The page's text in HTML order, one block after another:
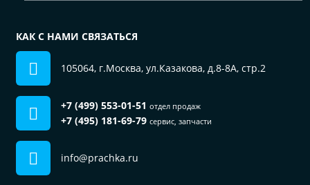
КАК С НАМИ СВЯЗАТЬСЯ
105064, г.Москва, ул.Казакова, д.8-8А, стр.2
+7 (499) 553-01-51 отдел продаж
+7 (495) 181-69-79 сервис, запчасти
info@prachka.ru